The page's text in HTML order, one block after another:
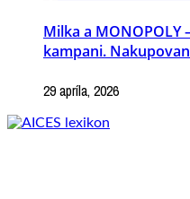
Milka a MONOPOLY
kampani.
29 apríla, 2026